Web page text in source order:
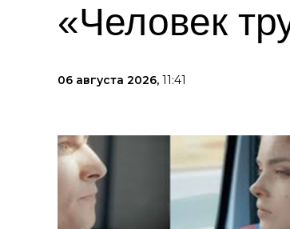
«Человек
06 августа 2026, 11:41